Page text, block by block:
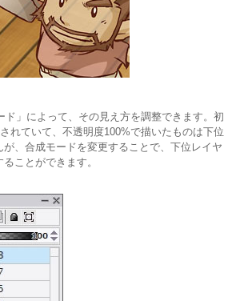
ド」によって、その見え方を調整できます。初
れていて、不透明度100%で描いたものは下位
が、合成モードを変更することで、下位レイヤ
ことができます。